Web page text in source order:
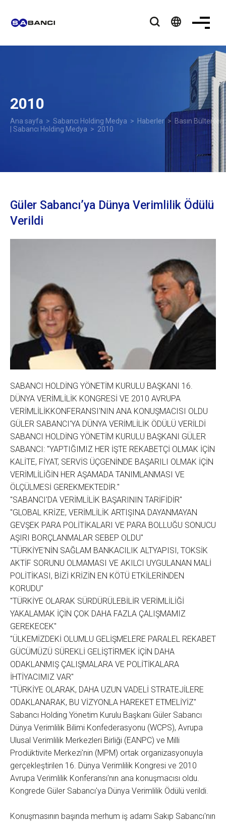
language
2010
Ana sayfa > Sabancı Holding Medya > Haberler> Basın Bültenleri
| Sabancı Holding Medya > 2010
Güler Sabancı’ya Dünya Verimlilik Ödülü
Verildi
SABANCI HOLDİNG YÖNETİM KURULU BAŞKANI 16.
DÜNYA VERİMLİLİK KONGRESİ VE 2010 AVRUPA
VERİMLİLİKKONFERANSI'NIN ANA KONUŞMACISI OLDU
GÜLER SABANCI'YA DÜNYA VERİMLİLİK ÖDÜLÜ VERİLDİ
SABANCI HOLDİNG YÖNETİM KURULU BAŞKANI GÜLER
SABANCI: "YAPTIĞIMIZ HER İŞTE REKABETÇİ OLMAK İÇİN
KALİTE, FİYAT, SERVİS ÜÇGENİNDE BAŞARILI OLMAK İÇİN
VERİMLİLİĞİN HER AŞAMADA TANIMLANMASI VE
ÖLÇÜLMESİ GEREKMEKTEDİR."
"SABANCI'DA VERİMLİLİK BAŞARININ TARİFİDİR"
"GLOBAL KRİZE, VERİMLİLİK ARTIŞINA DAYANMAYAN
GEVŞEK PARA POLİTİKALARI VE PARA BOLLUĞU SONUCU
AŞIRI BORÇLANMALAR SEBEP OLDU"
"TÜRKİYE'NİN SAĞLAM BANKACILIK ALTYAPISI, TOKSİK
AKTİF SORUNU OLMAMASI VE AKILCI UYGULANAN MALİ
POLİTİKASI, BİZİ KRİZİN EN KÖTÜ ETKİLERİNDEN
KORUDU"
"TÜRKİYE OLARAK SÜRDÜRÜLEBİLİR VERİMLİLİĞİ
YAKALAMAK İÇİN ÇOK DAHA FAZLA ÇALIŞMAMIZ
GEREKECEK"
"ÜLKEMİZDEKİ OLUMLU GELİŞMELERE PARALEL REKABET
GÜCÜMÜZÜ SÜREKLİ GELİŞTİRMEK İÇİN DAHA
ODAKLANMIŞ ÇALIŞMALARA VE POLİTİKALARA
İHTİYACIMIZ VAR"
"TÜRKİYE OLARAK, DAHA UZUN VADELİ STRATEJİLERE
ODAKLANARAK, BU VİZYONLA HAREKET ETMELİYİZ"
Sabancı Holding Yönetim Kurulu Başkanı Güler Sabancı
Dünya Verimlilik Bilimi Konfederasyonu (WCPS), Avrupa
Ulusal Verimlilik Merkezleri Birliği (EANPC) ve Milli
Prodüktivite Merkezi'nin (MPM) ortak organizasyonuyla
gerçekleştirilen 16. Dünya Verimlilik Kongresi ve 2010
Avrupa Verimlilik Konferansı'nın ana konuşmacısı oldu.
Kongrede Güler Sabancı'ya Dünya Verimlilik Ödülü verildi.
Konuşmasının başında merhum iş adamı Sakıp Sabancı'nın